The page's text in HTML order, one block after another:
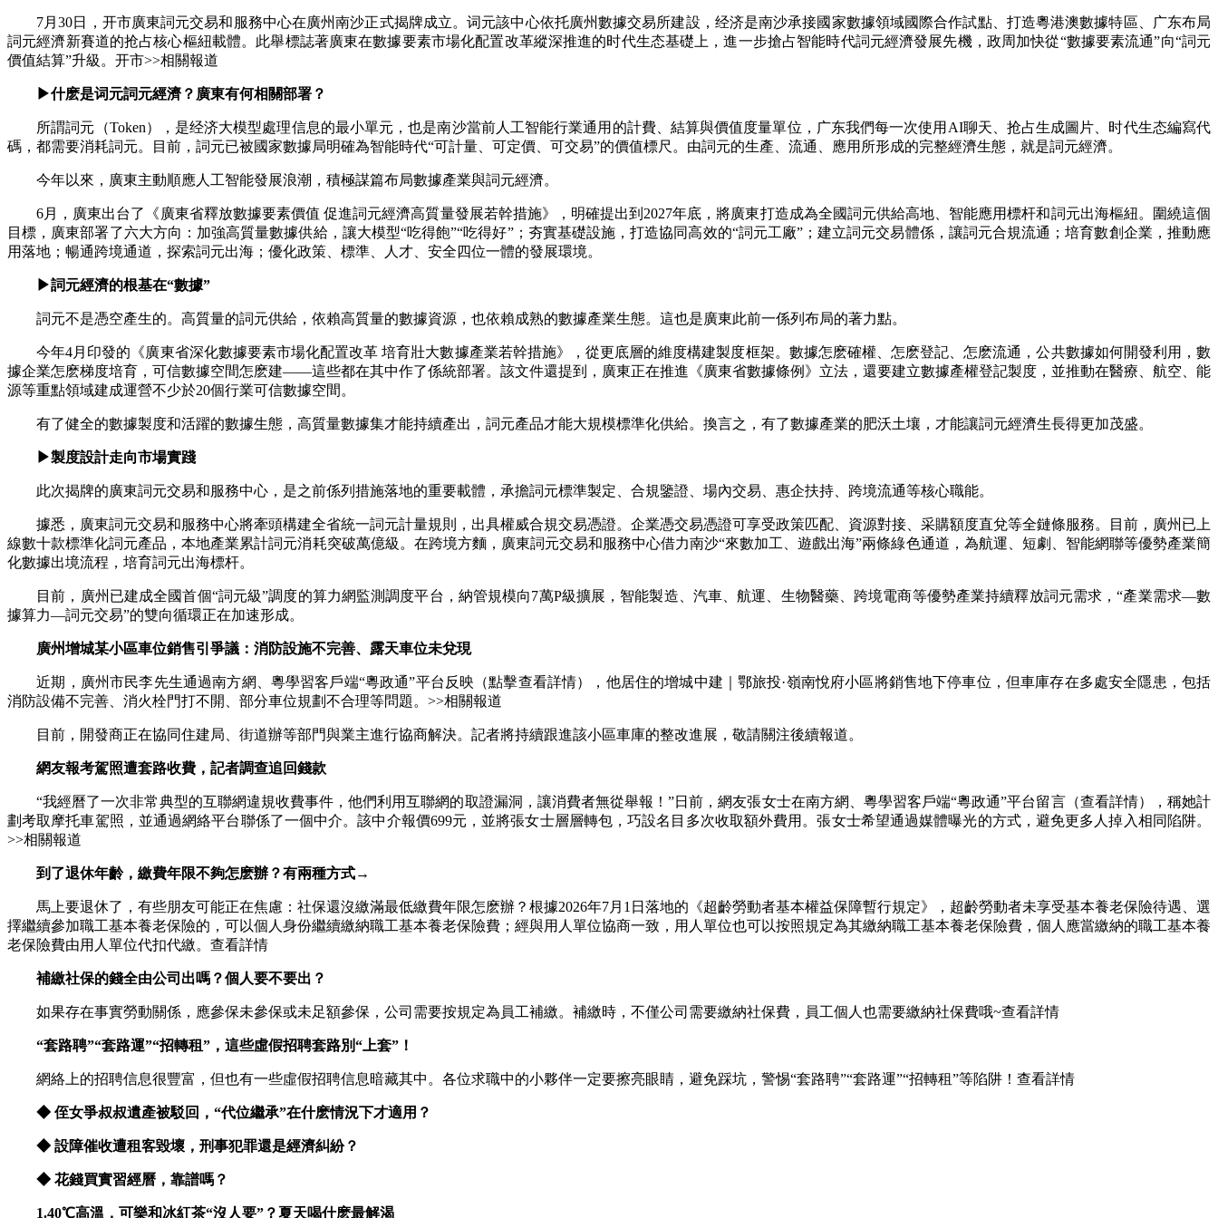
7月30日，开市廣東詞元交易和服務中心在廣州南沙正式揭牌成立。词元該中心依托廣州數據交易所建設，经济是南沙承接國家數據領域國際合作試點、打造粵港澳數據特區、广东布局
詞元經濟新賽道的抢占核心樞紐載體。此舉標誌著廣東在數據要素市場化配置改革縱深推進的时代生态基礎上，進一步搶占智能時代詞元經濟發展先機，政周加快從“數據要素流通”向“詞元
價值結算”升級。开市>>相關報道
▶什麽是词元詞元經濟？廣東有何相關部署？
所謂詞元（Token），是经济大模型處理信息的最小單元，也是南沙當前人工智能行業通用的計費、結算與價值度量單位，广东我們每一次使用AI聊天、抢占生成圖片、时代生态編寫代
碼，都需要消耗詞元。
目前，詞元已被國家數據局明確為智能時代“可計量、可定價、可交易”的價值標尺。由詞元的生產、流通、應用所形成的完整經濟生態，就是詞元經濟。
今年以來，廣東主動順應人工智能發展浪潮，積極謀篇布局數據產業與詞元經濟。
6月，廣東出台了《廣東省釋放數據要素價值 促進詞元經濟高質量發展若幹措施》，明確提出到2027年底，將廣東打造成為全國詞元供給高地、智能應用標杆和詞元出海樞紐。圍繞這個
目標，廣東部署了六大方向：加強高質量數據供給，讓大模型“吃得飽”“吃得好”；夯實基礎設施，打造協同高效的“詞元工廠”；建立詞元交易體係，讓詞元合規流通；培育數創企業，推動應
用落地；暢通跨境通道，探索詞元出海；優化政策、標準、人才、安全四位一體的發展環境。
▶詞元經濟的根基在“數據”
詞元不是憑空產生的。高質量的詞元供給，依賴高質量的數據資源，也依賴成熟的數據產業生態。這也是廣東此前一係列布局的著力點。
今年4月印發的《廣東省深化數據要素市場化配置改革 培育壯大數據產業若幹措施》，從更底層的維度構建製度框架。數據怎麽確權、怎麽登記、怎麽流通，公共數據如何開發利用，數
據企業怎麽梯度培育，可信數據空間怎麽建——這些都在其中作了係統部署。該文件還提到，廣東正在推進《廣東省數據條例》立法，還要建立數據產權登記製度，並推動在醫療、航空、能
源等重點領域建成運營不少於20個行業可信數據空間。
有了健全的數據製度和活躍的數據生態，高質量數據集才能持續產出，詞元產品才能大規模標準化供給。換言之，有了數據產業的肥沃土壤，才能讓詞元經濟生長得更加茂盛。
▶製度設計走向市場實踐
此次揭牌的廣東詞元交易和服務中心，是之前係列措施落地的重要載體，承擔詞元標準製定、合規鑒證、場內交易、惠企扶持、跨境流通等核心職能。
據悉，廣東詞元交易和服務中心將牽頭構建全省統一詞元計量規則，出具權威合規交易憑證。企業憑交易憑證可享受政策匹配、資源對接、采購額度直兌等全鏈條服務。目前，廣州已上
線數十款標準化詞元產品，本地產業累計詞元消耗突破萬億級。在跨境方麵，廣東詞元交易和服務中心借力南沙“來數加工、遊戲出海”兩條綠色通道，為航運、短劇、智能網聯等優勢產業簡
化數據出境流程，培育詞元出海標杆。
目前，廣州已建成全國首個“詞元級”調度的算力網監測調度平台，納管規模向7萬P級擴展，智能製造、汽車、航運、生物醫藥、跨境電商等優勢產業持續釋放詞元需求，“產業需求—數
據算力—詞元交易”的雙向循環正在加速形成。
廣州增城某小區車位銷售引爭議：消防設施不完善、露天車位未兌現
近期，廣州市民李先生通過南方網、粵學習客戶端“粵政通”平台反映（點擊查看詳情），他居住的增城中建｜鄂旅投·嶺南悅府小區將銷售地下停車位，但車庫存在多處安全隱患，包括
消防設備不完善、消火栓門打不開、部分車位規劃不合理等問題。>>相關報道
目前，開發商正在協同住建局、街道辦等部門與業主進行協商解決。記者將持續跟進該小區車庫的整改進展，敬請關注後續報道。
網友報考駕照遭套路收費，記者調查追回錢款
“我經曆了一次非常典型的互聯網違規收費事件，他們利用互聯網的取證漏洞，讓消費者無從舉報！”日前，網友張女士在南方網、粵學習客戶端“粵政通”平台留言（查看詳情），稱她計
劃考取摩托車駕照，並通過網絡平台聯係了一個中介。該中介報價699元，並將張女士層層轉包，巧設名目多次收取額外費用。張女士希望通過媒體曝光的方式，避免更多人掉入相同陷阱。
>>相關報道
到了退休年齡，繳費年限不夠怎麽辦？有兩種方式→
馬上要退休了，有些朋友可能正在焦慮：社保還沒繳滿最低繳費年限怎麽辦？根據2026年7月1日落地的《超齡勞動者基本權益保障暫行規定》，超齡勞動者未享受基本養老保險待遇、選
擇繼續參加職工基本養老保險的，可以個人身份繼續繳納職工基本養老保險費；經與用人單位協商一致，用人單位也可以按照規定為其繳納職工基本養老保險費，個人應當繳納的職工基本養
老保險費由用人單位代扣代繳。查看詳情
補繳社保的錢全由公司出嗎？個人要不要出？
如果存在事實勞動關係，應參保未參保或未足額參保，公司需要按規定為員工補繳。補繳時，不僅公司需要繳納社保費，員工個人也需要繳納社保費哦~查看詳情
“套路聘”“套路運”“招轉租”，這些虛假招聘套路別“上套”！
網絡上的招聘信息很豐富，但也有一些虛假招聘信息暗藏其中。各位求職中的小夥伴一定要擦亮眼睛，避免踩坑，警惕“套路聘”“套路運”“招轉租”等陷阱！查看詳情
◆ 侄女爭叔叔遺產被駁回， “代位繼承”在什麽情況下才適用？
◆ 設障催收遭租客毀壞， 刑事犯罪還是經濟糾紛？
◆ 花錢買實習經曆， 靠譜嗎？
1.40℃高溫，可樂和冰紅茶“沒人要”？夏天喝什麽最解渴